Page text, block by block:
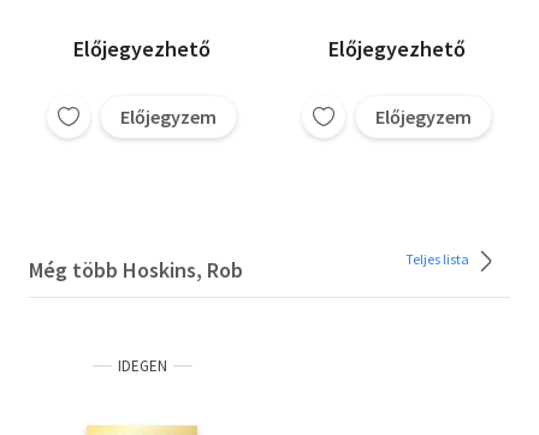
Előjegyezhető
Előjegyzem
Előjegyezhető
Előjegyzem
Még több Hoskins, Rob Teljes lista
IDEGEN